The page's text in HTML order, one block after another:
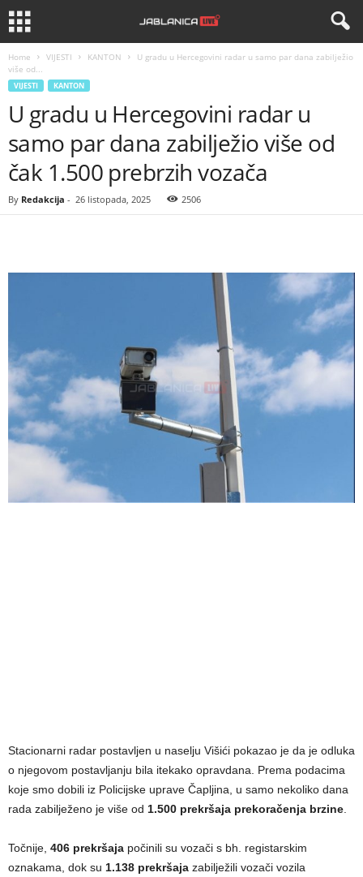
Home VIJESTI KANTON
U gradu u Hercegovini radar u samo par dana zabilježio
više od...
VIJESTI KANTON
U gradu u Hercegovini radar u
samo par dana zabilježio više od
čak 1.500 prebrzih vozača
By Redakcija - 26 listopada, 2025 2506
Stacionarni radar postavljen u naselju Višići pokazao je da je odluka
o njegovom postavljanju bila itekako opravdana. Prema podacima
koje smo dobili iz Policijske uprave Čapljina, u samo nekoliko dana
rada zabilježeno je više od 1.500 prekršaja prekoračenja brzine.
Točnije, 406 prekršaja počinili su vozači s bh. registarskim
oznakama, dok su 1.138 prekršaja zabilježili vozači vozila